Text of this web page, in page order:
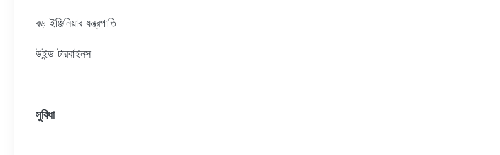
বড় ইঞ্জিনিয়ার যন্ত্রপাতি
উইন্ড টারবাইনস
সুবিধা